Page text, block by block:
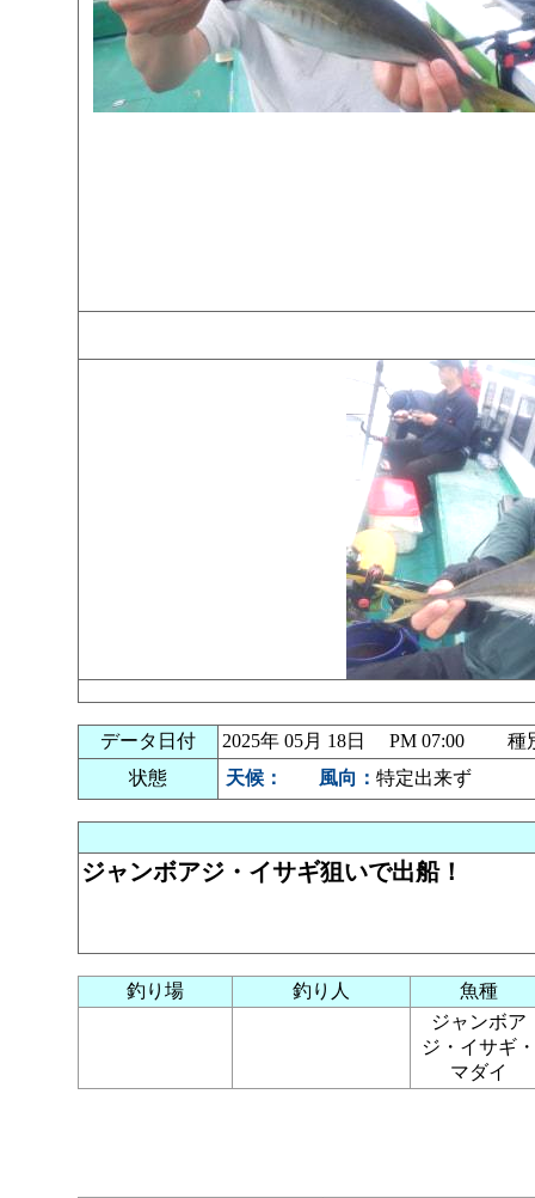
データ日付
2025年 05月 18日 PM 07:00 種
状態
天候： 風向： 特定出来ず
ジャンボアジ・イサギ狙いで出船！
釣り場 釣り人
魚種
ジャンボア
ジ・イサギ・
マダイ